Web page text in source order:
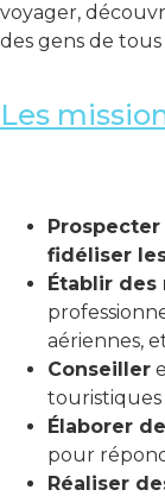
voyager,
des gens de tous
Les
fidéliser
Établir
aériennes,
Conseiller
touristiques
Élaborer
pour
Réaliser